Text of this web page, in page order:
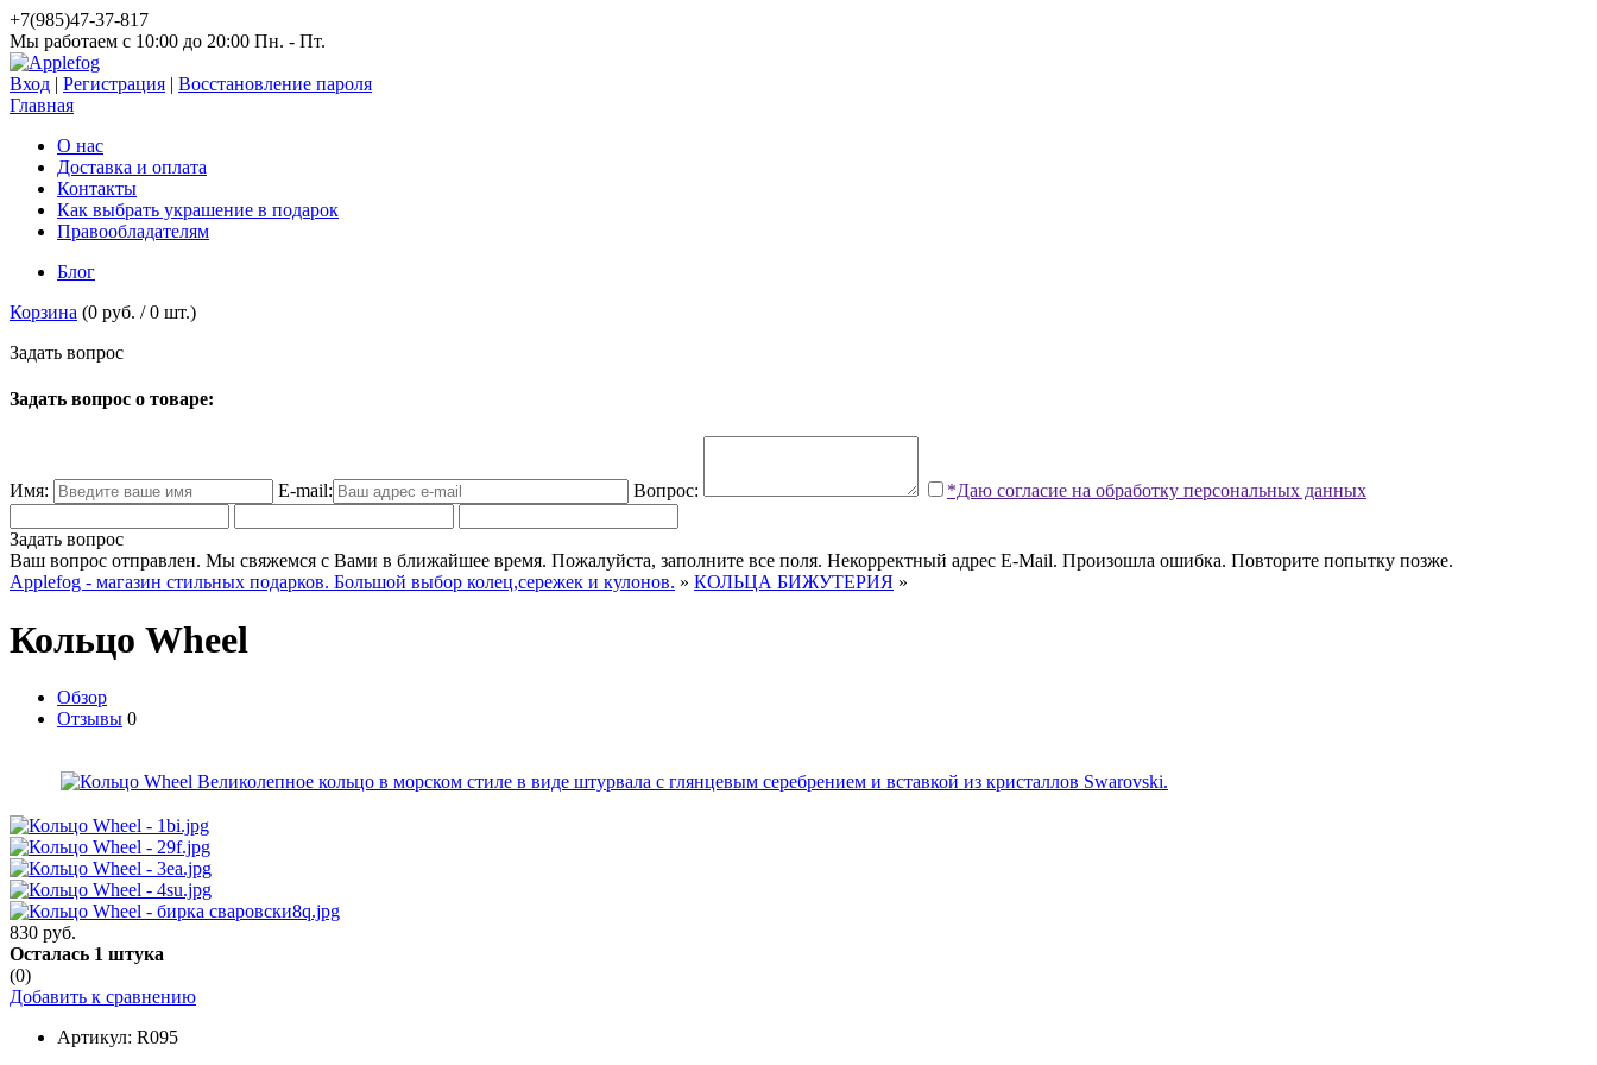
+7(985)47-37-817
Мы работаем c 10:00 до 20:00 Пн. - Пт.
Вход | Регистрация | Восстановление пароля
Главная
О нас
Доставка и оплата
Контакты
Как выбрать украшение в подарок
Правообладателям
Блог
Корзина (0 руб. /0 шт.)
Задать вопрос
Задать вопрос о товаре:
Имя: E-mail: Вопрос: *Даю согласие на обработку персональных данных
Задать вопрос
Ваш вопрос отправлен. Мы свяжемся с Вами в ближайшее время. Пожалуйста, заполните все поля. Некорректный адрес E-Mail. Произошла ошибка. Повторите попытку позже.
Applefog - магазин стильных подарков. Большой выбор колец,сережек и кулонов. » КОЛЬЦА БИЖУТЕРИЯ »
Кольцо Wheel
Обзор
Отзывы 0
830 руб.
Осталась 1 штука
(0)
Добавить к сравнению
Артикул: R095